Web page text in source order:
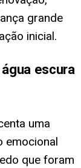
grande
inicial.
escura
uma
emocional
que foram